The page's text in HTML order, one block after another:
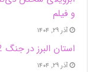
و فیلم
آذر ۲۹, ۱۴۰۴
استان البرز در جنگ 12 روزه 7 شهید دانشجو تقدیم انقلاب کرد
آذر ۲۹, ۱۴۰۴